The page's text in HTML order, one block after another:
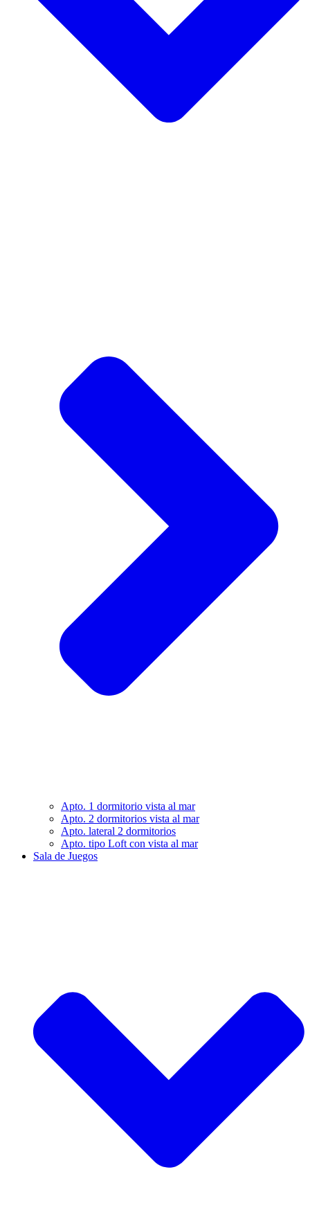
Apto. 1 dormitorio vista al mar
Apto. 2 dormitorios vista al mar
Apto. lateral 2 dormitorios
Apto. tipo Loft con vista al mar
Sala de Juegos